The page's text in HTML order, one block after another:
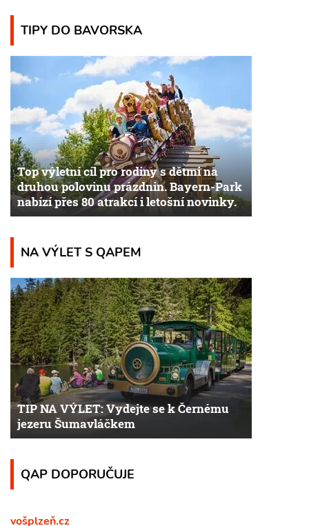
TIPY DO BAVORSKA
Top výletní cíl pro rodiny s dětmi na
druhou polovinu prázdnin. Bayern-Park
nabízí přes 80 atrakcí i letošní novinky.
NA VÝLET S QAPEM
TIP NA VÝLET: Vydejte se k Černému
jezeru Šumavláčkem
QAP DOPORUČUJE
vošplzeň.cz